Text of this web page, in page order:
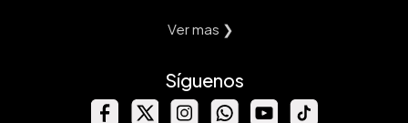
Ver mas ❯
Síguenos